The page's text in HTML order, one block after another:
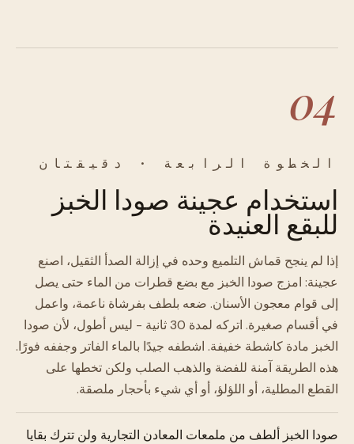
04
الخطوة الرابعة · دقيقتان
استخدام عجينة صودا الخبز
للبقع العنيدة
إذا لم ينجح قماش التلميع وحده في إزالة الصدأ الثقيل، اصنع
عجينة: امزج صودا الخبز مع بضع قطرات من الماء حتى يصل
إلى قوام معجون الأسنان. ضعه بلطف بفرشاة ناعمة، واعمل
في أقسام صغيرة. اتركه لمدة 30 ثانية - ليس أطول، لأن صودا
الخبز مادة كاشطة خفيفة. اشطفه جيدًا بالماء الفاتر وجففه فورًا.
هذه الطريقة آمنة للفضة والذهب الصلب ولكن تخطها على
القطع المطلية، أو اللؤلؤ، أو أي شيء بأحجار ملصقة.
صودا الخبز ألطف من ملمعات المعادن التجارية ولن تترك بقايا